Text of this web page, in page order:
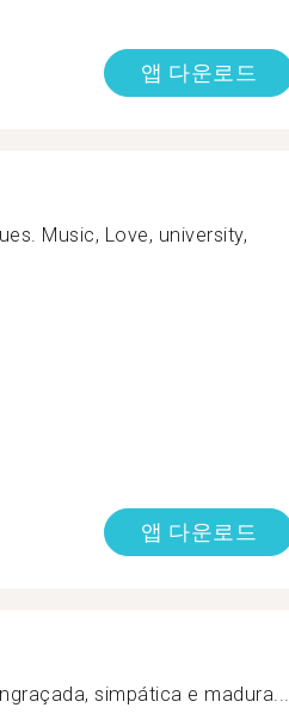
앱 다운로드
Music, Love, university,
앱 다운로드
simpática e madura...